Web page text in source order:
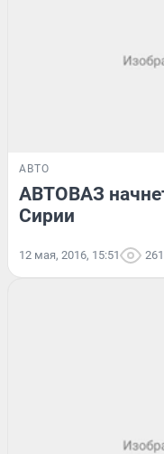
АВТО
АВТОВАЗ
Сирии
12 мая, 2016, 15:51 261